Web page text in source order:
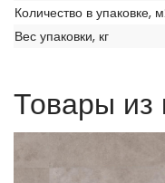
Количество в упаковке,
Вес упаковки, кг
Товары из